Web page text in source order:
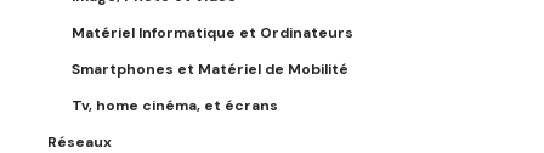
Matériel Informatique et Ordinateurs
Smartphones et Matériel de Mobilité
Tv, home cinéma, et écrans
Réseaux